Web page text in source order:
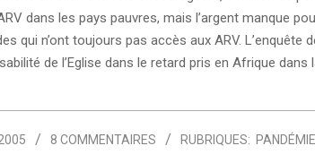
dans les pays pauvres, mais l’argent manque
qui n’ont toujours pas accès aux ARV. L’enquête
de l’Eglise dans le retard pris en Afrique dans
8 COMMENTAIRES RUBRIQUES: